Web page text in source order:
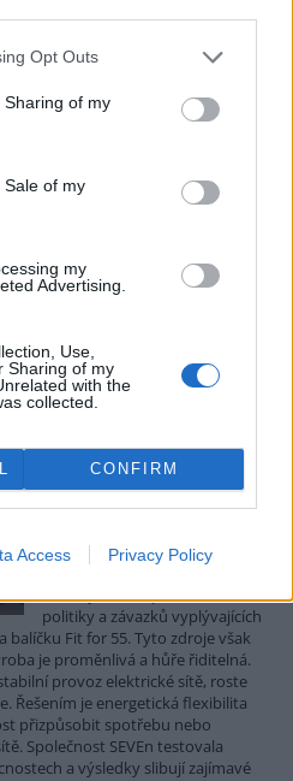
Opt Outs
of my
of my
my
Advertising.
Use,
Sharing of my
with the
collected.
CONFIRM
Access Privacy Policy
zajíčka zopakovat.
Jezte vnitřnosti
Jíst méně masa, aby se
docela rozumný plán, jak
pomoci životnímu prostředí,
v emisní bilanci mezi
návyků širší populace.
asi představovali.
domácnostech má
zejména solárních a větrných
nástrojem evropské klimatické
politiky a závazků vyplývajících
balíčku Fit for 55. Tyto zdroje však
je proměnlivá a hůře řiditelná.
provoz elektrické sítě, roste
Řešením je energetická flexibilita
přizpůsobit spotřebu nebo
Společnost SEVEn testovala
a výsledky slibují zajímavé